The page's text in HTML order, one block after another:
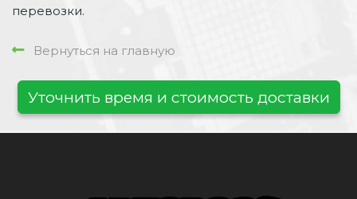
перевозки.
Вернуться на главную
Уточнить время и стоимость доставки